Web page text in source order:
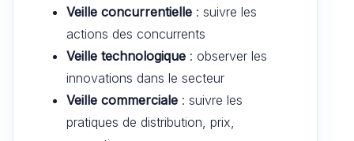
Veille concurrentielle : suivre les
actions des concurrents
Veille technologique : observer les
innovations dans le secteur
Veille commerciale : suivre les
pratiques de distribution, prix,